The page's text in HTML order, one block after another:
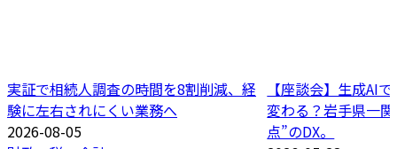
実証で相続人調査の時間を8割削減、経
験に左右されにくい業務へ
2026-08-05
【座談会】生成AI
変わる？岩手県一
点”のDX。